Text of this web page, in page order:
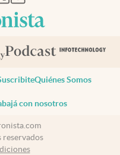
Quiénes Somos
con nosotros
reservados